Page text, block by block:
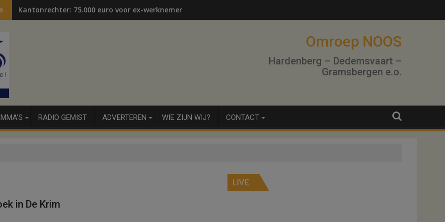
Kantonrechter: 75.000 euro voor ex-werknemers
Omroep NOOS
Hardenberg – Dedemsvaart –
Gramsbergen e.o.
RADIO GEMIST ADVERTEREN WIE ZIJN WIJ? CONTACT
in De Krim
LIVE